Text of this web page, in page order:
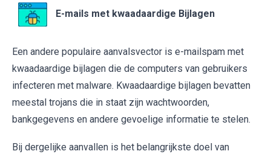
E-mails met kwaadaardige Bijlagen
Een andere populaire aanvalsvector is e-mailspam met
kwaadaardige bijlagen die de computers van gebruikers
infecteren met malware. Kwaadaardige bijlagen bevatten
meestal trojans die in staat zijn wachtwoorden,
bankgegevens en andere gevoelige informatie te stelen.
Bij dergelijke aanvallen is het belangrijkste doel van